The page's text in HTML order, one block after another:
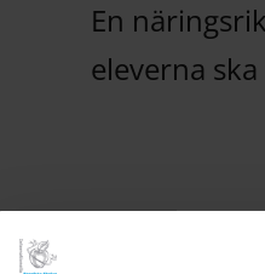
En
eleverna
i vår skola